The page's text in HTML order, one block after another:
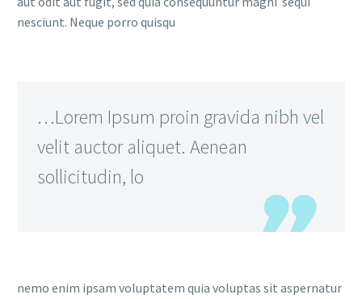
nesciunt. Neque porro quisqu
…Lorem Ipsum proin gravida nibh vel
velit auctor aliquet. Aenean
sollicitudin, lo
nemo enim ipsam voluptatem quia voluptas sit aspernatur